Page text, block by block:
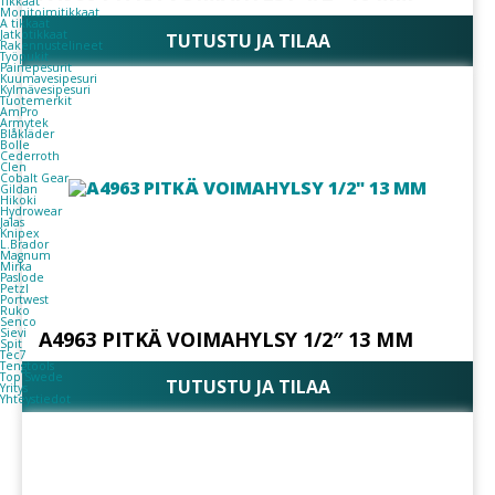
Monitoimitikkaat
A tikkaat
Jatkotikkaat
Rakennustelineet
Työpukit
Painepesurit
Kuumavesipesuri
Kylmävesipesuri
Tuotemerkit
AmPro
Armytek
Blåkläder
Bolle
Cederroth
Clen
Cobalt Gear
Gildan
Hikoki
Hydrowear
Jalas
Knipex
L.Brador
Magnum
Mirka
Paslode
Petzl
Portwest
Ruko
Senco
Sievi
Spit
Tec7
Tengtools
Top Swede
Yritys
Yhteystiedot
TUTUSTU JA TILAA
A4963 PITKÄ VOIMAHYLSY 1/2″ 13 MM
TUTUSTU JA TILAA